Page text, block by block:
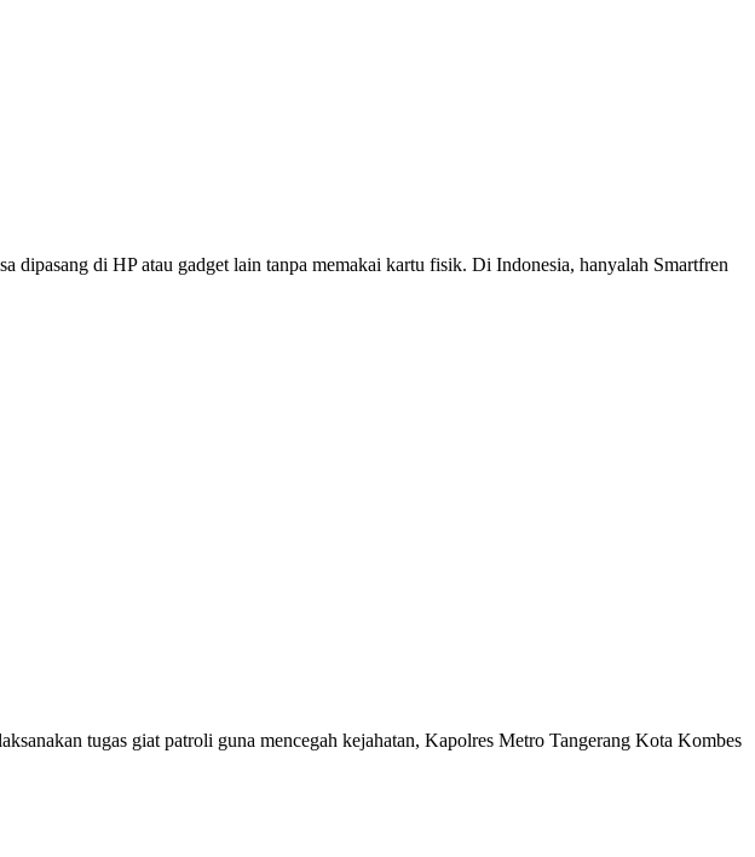
di HP atau gadget lain tanpa memakai kartu fisik. Di Indonesia, hanyalah Smartfren
tugas giat patroli guna mencegah kejahatan, Kapolres Metro Tangerang Kota Kombes